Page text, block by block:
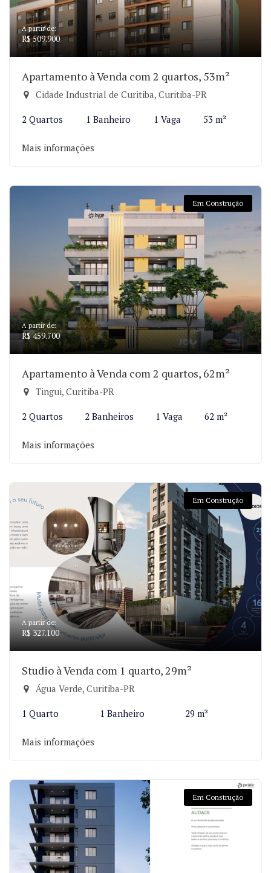
A partir de:
R$ 509.900
Apartamento à Venda com 2 quartos, 53m²
Cidade Industrial de Curitiba, Curitiba-PR
2 Quartos 1 Banheiro 1 Vaga 53 m²
Mais informações
Em Construção
A partir de:
R$ 459.700
Apartamento à Venda com 2 quartos, 62m²
Tingui, Curitiba-PR
2 Quartos 2 Banheiros 1 Vaga 62 m²
Mais informações
Em Construção
A partir de:
R$ 327.100
Studio à Venda com 1 quarto, 29m²
Água Verde, Curitiba-PR
1 Quarto 1 Banheiro 29 m²
Mais informações
Em Construção